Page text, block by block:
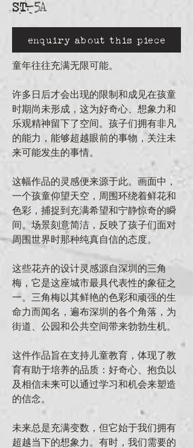
ST-5A
enquiry about this piece
童年往往充满无限可能。
许多日后才会出现的限制和成见在孩童
时期尚未形成，这为好奇心、想象力和
乐观精神留下了空间。孩子们拥有非凡
的能力，能够超越眼前的事物，关注未
来可能发生的事情。
这幅作品的灵感便来源于此。画面中，
一个孩童仰望天空，周围环绕着鲜花和
色彩，捕捉到充满希望和宁静惊奇的瞬
间。场景刻意简洁，反映了孩子们面对
周围世界时那种纯真自信的态度。
这些花卉的设计灵感源自深圳的三角
梅，它是这座城市最具代表性的象征之
一。三角梅以其鲜艳的色彩和顽强的生
命力而闻名，遍布深圳的各个角落，为
街道、公园和公共空间带来勃勃生机。
这件作品旨在支持儿童教育，体现了教
育有助于培养的品质：好奇心、抱负以
及相信未来可以通过学习和机会来塑造
的信念。
未来总是充满变数，但它始于我们拥有
超越当下的想象力。有时，我们需要的